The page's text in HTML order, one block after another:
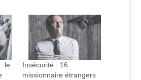
le
Insécurité : 16
missionnaire étrangers